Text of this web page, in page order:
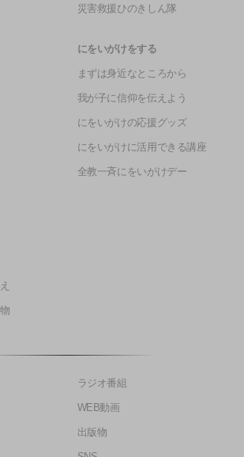
災害救援ひのきしん隊
にをいがけをする
まずは身近なところから
我が子に信仰を伝えよう
にをいがけの応援グッズ
にをいがけに活用できる講座
全教一斉にをいがけデー
ラジオ番組
WEB動画
出版物